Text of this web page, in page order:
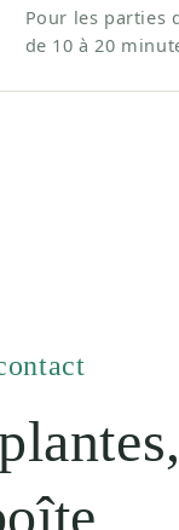
Pour les parties
de 10 à 20